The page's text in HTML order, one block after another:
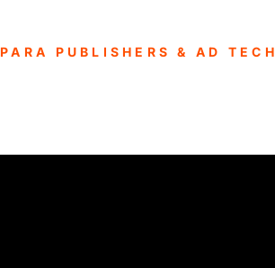
PARA PUBLISHERS & AD TECH